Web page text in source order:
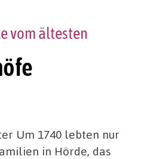
vom ältesten
Um 1740 lebten nur
in Hörde, das